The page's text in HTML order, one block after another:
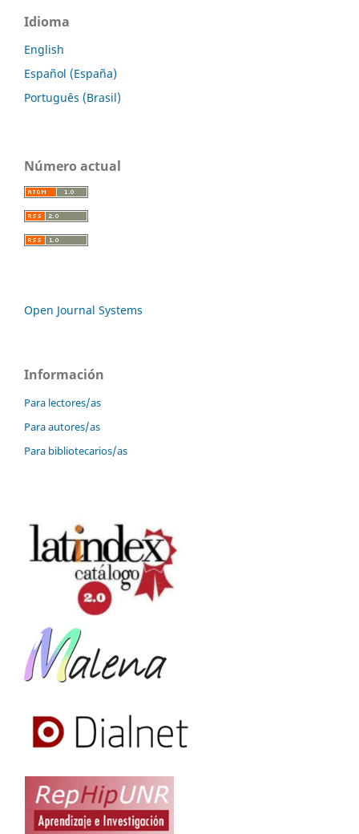
Idioma
English
Español (España)
Português (Brasil)
Número actual
Open Journal Systems
Información
Para lectores/as
Para autores/as
Para bibliotecarios/as